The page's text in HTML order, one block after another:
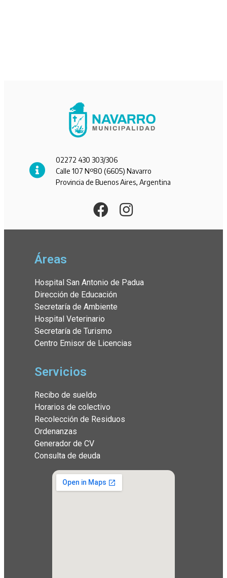
02272 430 303/306
Calle 107 Nº80 (6605) Navarro
Provincia de Buenos Aires, Argentina
Áreas
Hospital San Antonio de Padua
Dirección de Educación
Secretaría de Ambiente
Hospital Veterinario
Secretaría de Turismo
Centro Emisor de Licencias
Servicios
Recibo de sueldo
Horarios de colectivo
Recolección de Residuos
Ordenanzas
Generador de CV
Consulta de deuda